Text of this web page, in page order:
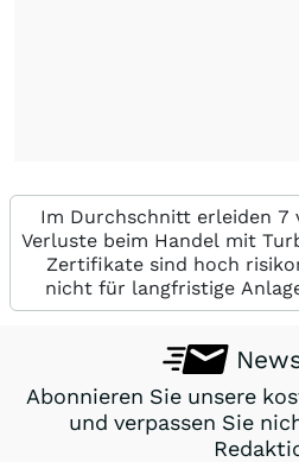
Im Durchschnitt erleiden 7
Verluste beim Handel mit
Zertifikate sind hoch
nicht für langfristige
Abonnieren Sie unsere
und verpassen Sie